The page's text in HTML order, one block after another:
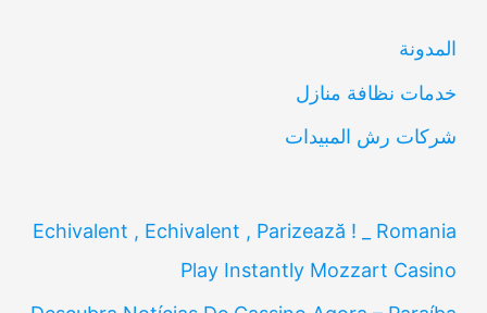
ن
المدونة
خدمات نظافة منازل
شركات رش المبيدات
Echivalent , Echivalent , Parizează ! _ Romania
Play Instantly Mozzart Casino